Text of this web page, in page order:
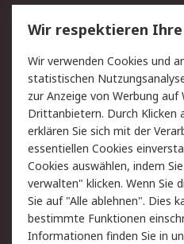
Service
Value Added Services
Rücksendungen
Hilfe
Rechtliches
AGB
Cookie-Richtlinie
Copyright/Impressum
Wir respektieren
Wir verwenden Cookies und
statistischen
zur Anzeige von Werbung auf
Drittanbietern. Durch Klicken
erklären Sie sich mit der
essentiellen Cookies
Cookies auswählen, indem
verwalten" klicken. Wenn Sie
Sie auf "Alle ablehnen". Dies
bestimmte Funktionen
Informationen finden Sie in